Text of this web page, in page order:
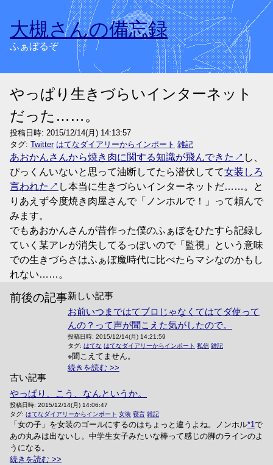
大槻さんの備忘録
ふぁぼるぞ
やっぱり生きづらいインターネット
だった……。
投稿日時: 2015/12/14(月) 14:13:57
タグ: Twitter はてなダイアリーからインポート 雑記
あおかんさんから焼き肉に関する知識が飛んできた
し、
ぴっくんいないと思って油断してたら潜伏してて女装しろ
言われた
し本当に生きづらいインターネットだ……。と
りあえず今度焼き肉屋さんで「ノンホルで！」って頼んで
みます。
でもあおかんさんが昔作った僕のふぁぼをひたすら記録し
ていく某アレが消失してるっぽいので「監視」という意味
での生きづらさはふぁぼ魔時代に比べたらマシなのかもし
れない……。
前後の記事新しい記事
お前いつまではてブロじゃなくてはてダ使って
んの？って声が聞こえた気がしたので。
投稿日時: 2015/12/14(月) 14:21:59
タグ: はてな はてなダイアリーからインポート 私信 雑記
※聞こえてません。
続きを読む
古い記事
やっぱり、こう、なんというか。
投稿日時: 2015/12/14(月) 14:06:47
タグ: はてなダイアリーからインポート 女装 寝言 雑記
「女の子」を女装のゴールにするのはちょっと違うよね。ノンホル*1で
あの丸みは出ないし。中学生女子みたいな棒って感じの脚のラインのよ
うになる。
続きを読む